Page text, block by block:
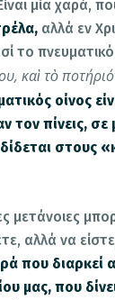
μία χαρά,
αλλά εν
το
καὶ τὸ
οίνος
τον πίνεις, σε
στους
μετάνοιες
αλλά να
που διαρκεί
μας, που